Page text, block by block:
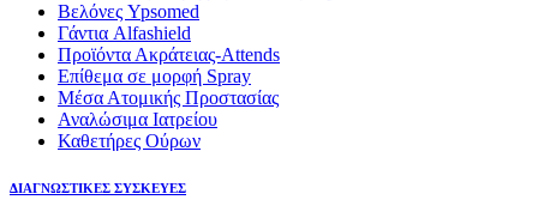
Βελόνες Ypsomed
Γάντια Alfashield
Προϊόντα Ακράτειας-Attends
Επίθεμα σε μορφή Spray
Μέσα Ατομικής Προστασίας
Αναλώσιμα Ιατρείου
Καθετήρες Ούρων
ΔΙΑΓΝΩΣΤΙΚΕΣ ΣΥΣΚΕΥΕΣ